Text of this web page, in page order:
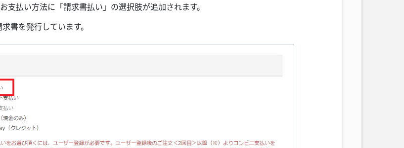
支払い方法に「請求書払い」の選択肢が追加されます。
書を発行しています。